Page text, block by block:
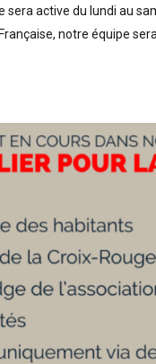
active du lundi au
notre équipe